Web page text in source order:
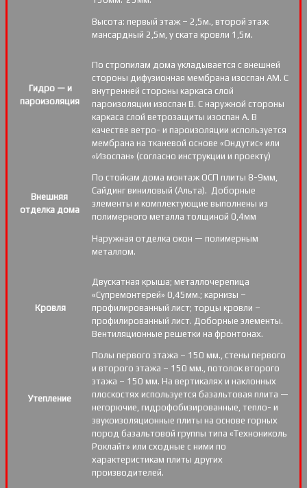
Высота: первый этаж – 2,5м., второй этаж
мансардный 2,5м, у ската кровли 1,5м.
Гидро — и
пароизоляция
По стропилам дома укладывается с внешней
стороны дифузионная мембрана изоспан АМ. С
внутренней стороны каркаса слой
пароизоляции изоспан В. С наружной стороны
каркаса слой ветрозащиты изоспан А. В
качестве ветро- и пароизоляции используется
мембрана на тканевой основе «Ондутис» или
«Изоспан» (согласно инструкции и проекту)
Внешняя
отделка дома
По стойкам дома монтаж ОСП плиты 8-9мм,
Сайдинг виниловый (Альта). Доборные
элементы и комплектующие выполнены из
полимерного металла толщиной 0,4мм
Наружная отделка окон — полимерным
металлом.
Кровля
Двускатная крыша; металлочерепица
«Супремонтерей» 0,45мм.; карнизы –
профилированный лист; торцы кровли –
профилированный лист. Доборные элементы.
Вентиляционные решетки на фронтонах.
Утепление
Полы первого этажа – 150 мм., стены первого
и второго этажа – 150 мм., потолок второго
этажа – 150 мм. На вертикалях и наклонных
плоскостях используется базальтовая плита —
негорючие, гидрофобизированные, тепло- и
звукоизоляционные плиты на основе горных
пород базальтовой группы типа «Технониколь
Роклайт» или сходные с ними по
характеристикам плиты других
производителей.